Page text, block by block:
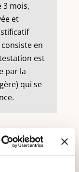
3 mois,
et
en
est
par la
qui se